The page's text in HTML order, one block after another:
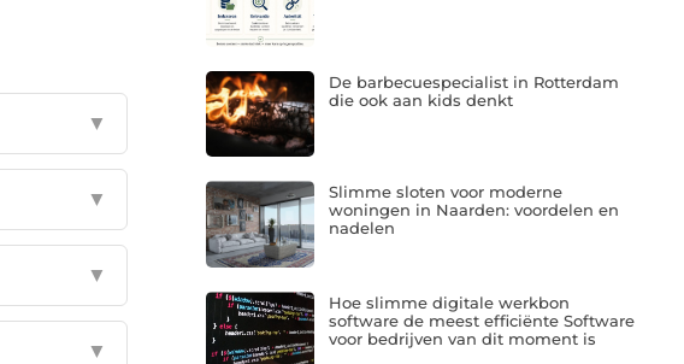
▼
▼
▼
▼
De barbecuespecialist in Rotterdam
die ook aan kids denkt
Slimme sloten voor moderne
woningen in Naarden: voordelen en
nadelen
Hoe slimme digitale werkbon
software de meest efficiënte Software
voor bedrijven van dit moment is